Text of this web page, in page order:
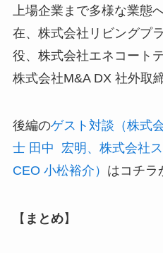
上場企業まで多様な業態
在、株式会社リビングプ
役、株式会社エネコート
株式会社M&A DX 社外取締
後編のゲスト対談（株式
士 田中 宏明、株式会社
CEO 小松裕介） はコチラ
【 まとめ】